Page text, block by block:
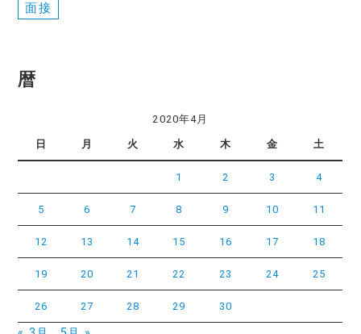
面接
暦
2020年4月
日 月 火 水 木 金 土
1 2 3 4
5 6 7 8 9 10 11
12 13 14 15 16 17 18
19 20 21 22 23 24 25
26 27 28 29 30